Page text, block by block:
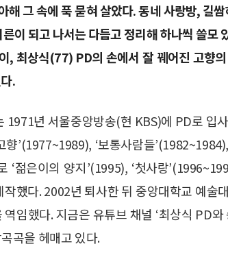
해 그 속에 푹 묻혀 살았다. 동네 사랑방, 길
이 되고 나서는 다듬고 정리해 하나씩 쓸모
, 최상식(77) PD의 손에서 잘 꿰어진 고향
.
1971년 서울중앙방송(현 KBS)에 PD로 입
향’(1977~1989), ‘보통사람들
‘젊은이의 양지’(1995), ‘첫사랑
작했다. 2002년 퇴사한 뒤 중앙대학교 예술
역임했다. 지금은 유튜브 채널 ‘최상식 PD
곡을 헤매고 있다.